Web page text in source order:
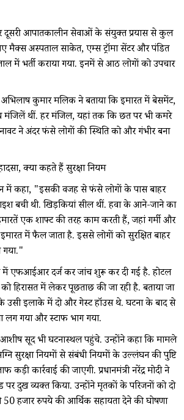
आपातकालीन सेवाओं के संयुक्त प्रयास से कुल
मैक्स अस्पताल साकेत, एम्स ट्रॉमा सेंटर और पंडित
में भर्ती कराया गया. इनमें से आठ लोगों को उपचार
कुमार मलिक ने बताया कि इमारत में बेसमेंट,
थीं. हर मंजिल, यहां तक कि छत पर भी कमरे
ने अंदर फंसे लोगों की स्थिति को और गंभीर बना
क्या कहते हैं सुरक्षा नियम
में कहा, "इसकी वजह से फंसे लोगों के पास बाहर
बची थी. खिड़कियां सील थीं. हवा के आने-जाने का
एक शाफ्ट की तरह काम करती हैं, जहां गर्मी और
में फैल जाता है. इससे लोगों को सुरक्षित बाहर
गया."
में एफआईआर दर्ज कर जांच शुरू कर दी गई है. होटल
में लेकर पूछताछ की जा रही है. बताया जा
इलाके में दो और गेस्ट हॉउस थे. घटना के बाद से
लग गया और स्टाफ भाग गया.
आशीष सूद भी घटनास्थल पहुंचे. उन्होंने कहा कि मामले
सुरक्षा नियमों से संबंधी नियमों के उल्लंघन की पुष्टि
कड़ी कार्रवाई की जाएगी. प्रधानमंत्री नरेंद्र मोदी ने
पर दुख व्यक्त किया. उन्होंने मृतकों के परिजनों को दो
हजार रुपये की आर्थिक सहायता देने की घोषणा